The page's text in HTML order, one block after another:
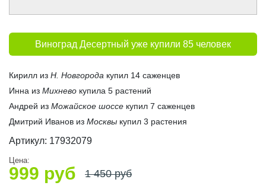
Виноград Десертный уже купили 85 человек
Кирилл из Н. Новгорода купил 14 саженцев
Инна из Михнево купила 5 растений
Андрей из Можайское шоссе купил 7 саженцев
Дмитрий Иванов из Москвы купил 3 растения
Артикул: 17932079
Цена:
999 руб 1 450руб